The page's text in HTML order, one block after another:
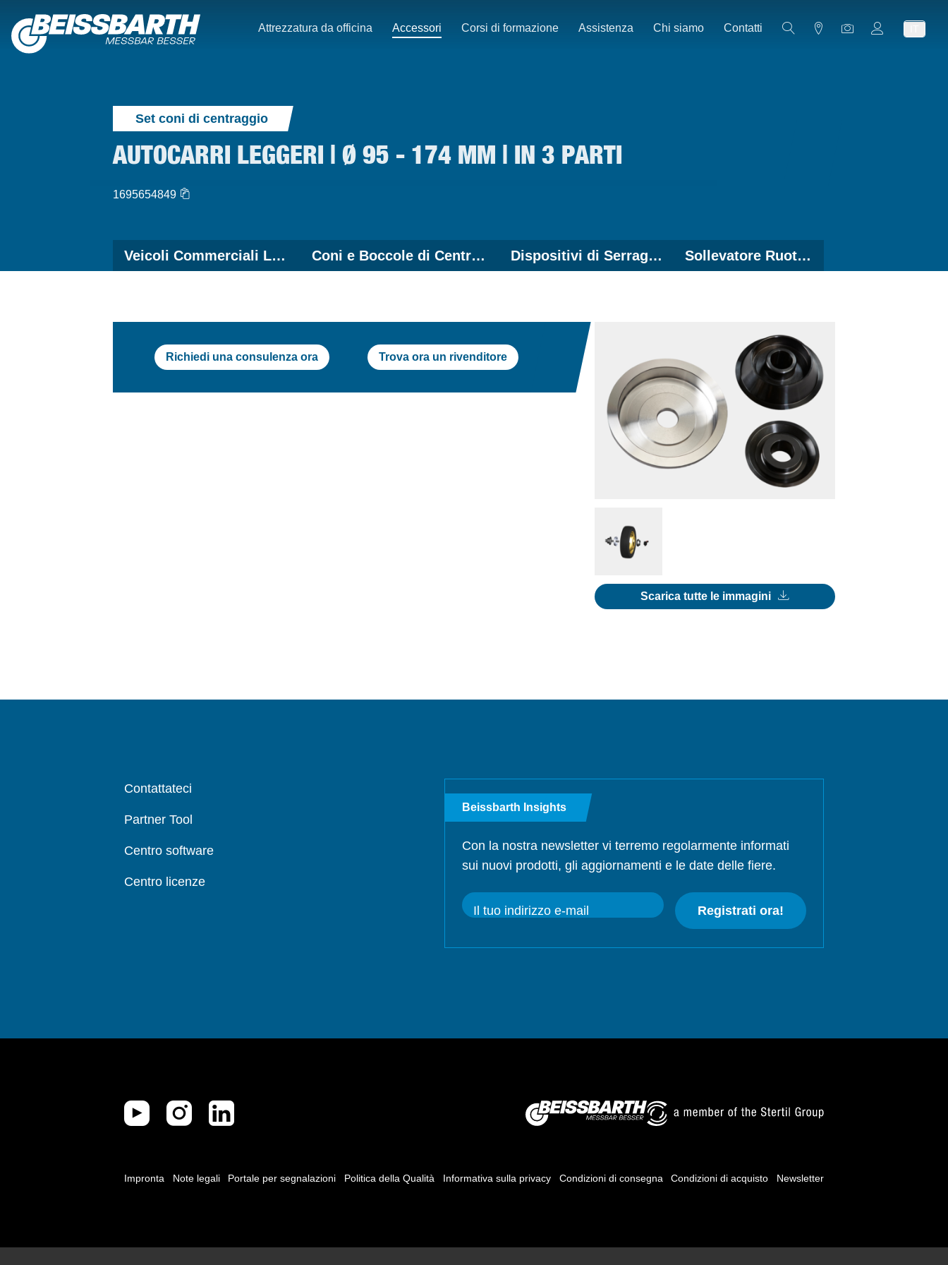
Attrezzatura da officina Accessori Corsi di formazione Assistenza Chi siamo Contatti
Set coni di centraggio
AUTOCARRI LEGGERI | Ø 95 - 174 MM | IN 3 PARTI
1695654849
Veicoli Commerciali Leggeri & Pesanti Coni e Boccole di Centraggio - Accessori Dispositivi di Serraggio - Accessori Sollevatore Ruota - Accessori
Richiedi una consulenza ora Trova ora un rivenditore
Scarica tutte le immagini
Contattateci
Partner Tool
Centro software
Centro licenze
Beissbarth Insights
Con la nostra newsletter vi terremo regolarmente informati
sui nuovi prodotti, gli aggiornamenti e le date delle fiere.
Il tuo indirizzo e-mail Registrati ora!
Impronta Note legali Portale per segnalazioni Politica della Qualità Informativa sulla privacy Condizioni di consegna Condizioni di acquisto Newsletter